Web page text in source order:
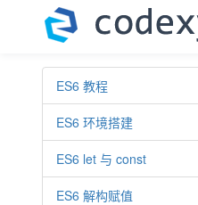
ES6 教程
ES6 环境搭建
ES6 let 与 const
ES6 解构赋值